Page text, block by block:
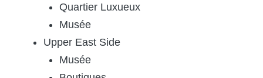
Quartier Luxueux
Musée
Upper East Side
Musée